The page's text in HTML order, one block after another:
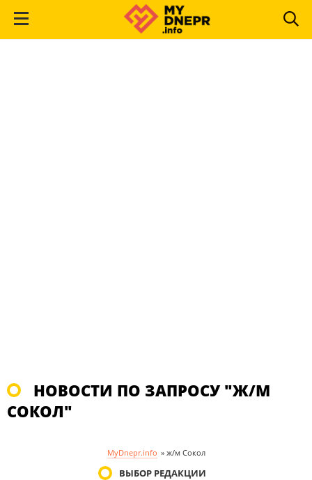
НОВОСТИ ПО ЗАПРОСУ "Ж/М
СОКОЛ"
MyDnepr.info » ж/м Сокол
ВЫБОР РЕДАКЦИИ